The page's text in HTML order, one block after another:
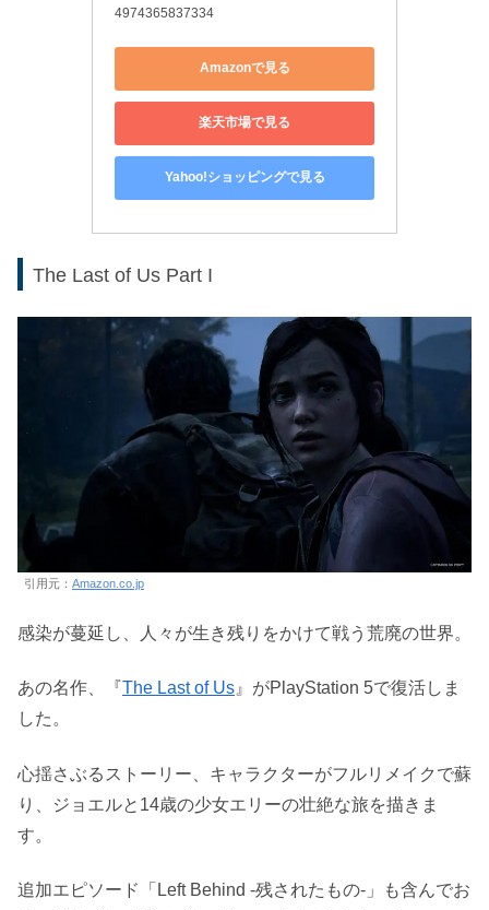
4974365837334
Amazonで見る
楽天市場で見る
Yahoo!ショッピングで見る
The Last of Us Part I
引用元： Amazon.co.jp
感染が蔓延し、人々が生き残りをかけて戦う荒廃の世界。
あの名作、『The Last of Us 』がPlayStation 5で復活しま
した。
心揺さぶるストーリー、キャラクターがフルリメイクで蘇
り、ジョエルと14歳の少女エリーの壮絶な旅を描きま
す。
追加エピソード「Left Behind ‐残されたもの‐」も含んでお